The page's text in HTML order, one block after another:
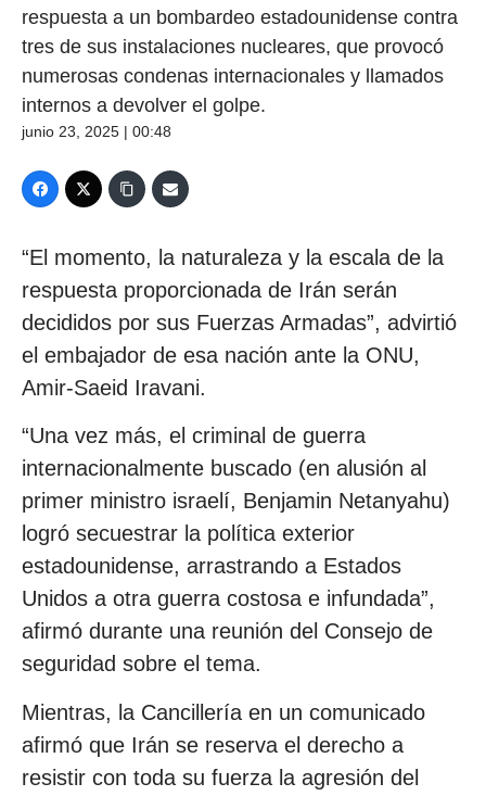
respuesta a un bombardeo estadounidense contra
tres de sus instalaciones nucleares, que provocó
numerosas condenas internacionales y llamados
internos a devolver el golpe.
junio 23, 2025 | 00:48
“El momento, la naturaleza y la escala de la
respuesta proporcionada de Irán serán
decididos por sus Fuerzas Armadas”, advirtió
el embajador de esa nación ante la ONU,
Amir-Saeid Iravani.
“Una vez más, el criminal de guerra
internacionalmente buscado (en alusión al
primer ministro israelí, Benjamin Netanyahu)
logró secuestrar la política exterior
estadounidense, arrastrando a Estados
Unidos a otra guerra costosa e infundada”,
afirmó durante una reunión del Consejo de
seguridad sobre el tema.
Mientras, la Cancillería en un comunicado
afirmó que Irán se reserva el derecho a
resistir con toda su fuerza la agresión del